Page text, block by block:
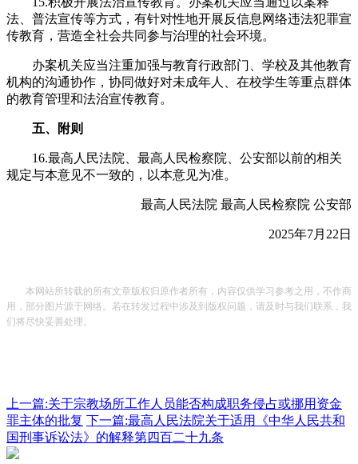
法、普法宣传等方式，有针对性地开展反信息网络违法犯罪宣
传教育，营造全社会共同参与治理的社会环境。
办案机关应当注重加强与教育行政部门、学校及其他教育
机构的沟通协作，协同做好对未成年人、在校学生等重点群体
的教育管理和法治宣传教育。
五、附则
16.最高人民法院、最高人民检察院、公安部以前的相关
规定与本意见不一致的，以本意见为准。
最高人民法院 最高人民检察院 公安部
2025年7月22日
本网站所转载的所有文章版权归原作者所有，内容仅供学习参考之用，不作商
用，部分图片源于网络。若在转发过程中涉及到版权问题，请及时与我们联系，我
们将尽快妥善处理。
上一篇:关于宗教场所工作人员能否构成职务侵占或挪用资金
罪主体的批复 下一篇:最高人民法院关于适用《中华人民共和
国刑事诉讼法》的解释第四百二十九条